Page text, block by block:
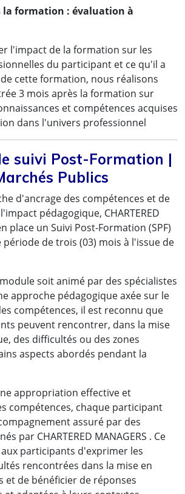
la formation : évaluation à
l'impact de la formation sur les
du participant et ce qu'il a
cette formation, nous réalisons
3 mois après la formation sur
et compétences acquises
dans l'univers professionnel
suivi Post-Formation |
Publics
d'ancrage des compétences et de
pédagogique, CHARTERED
place un Suivi Post-Formation (SPF)
de trois (03) mois à l'issue de
soit animé par des spécialistes
approche pédagogique axée sur le
compétences, il est reconnu que
peuvent rencontrer, dans la mise
des difficultés ou des zones
aspects abordés pendant la
appropriation effective et
compétences, chaque participant
assuré par des
par CHARTERED MANAGERS . Ce
participants d'exprimer les
rencontrées dans la mise en
et de bénéficier de réponses
votre cabinet auront le
(Expertise, maitrise
»
V. [LinkedIn]- LEGAL,
Shipping Company SA
Organisations et Développement
des Carrières
et d'Energie du Gabon